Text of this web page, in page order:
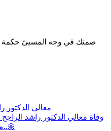
صمتك في وجه المسيئ حكمة
معالي الدكتور
وفاة معالي الدكتور راشد
🌼من أشهر علماء الشناقطة..🌼